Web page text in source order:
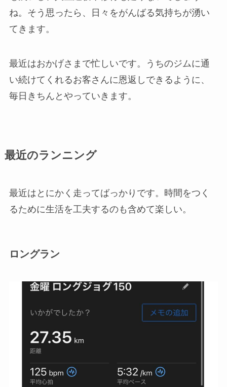
ね。そう思ったら、日々をがんばる気持ちが湧い
てきます。
最近はおかげさまで忙しいです。うちのジムに通
い続けてくれるお客さんに恩返しできるように、
毎日きちんとやっていきます。
最近のランニング
最近はとにかく走ってばっかりです。時間をつく
るために生活を工夫するのも含めて楽しい。
ロングラン